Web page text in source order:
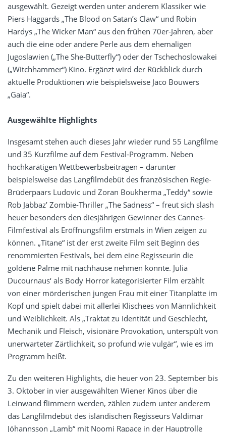
ausgewählt. Gezeigt werden unter anderem Klassiker wie
Piers Haggards „The Blood on Satan’s Claw“ und Robin
Hardys „The Wicker Man“ aus den frühen 70er-Jahren, aber
auch die eine oder andere Perle aus dem ehemaligen
Jugoslawien („The She-Butterfly“) oder der Tschechoslowakei
(„Witchhammer“) Kino. Ergänzt wird der Rückblick durch
aktuelle Produktionen wie beispielsweise Jaco Bouwers
„Gaia“.
Ausgewählte Highlights
Insgesamt stehen auch dieses Jahr wieder rund 55 Langfilme
und 35 Kurzfilme auf dem Festival-Programm. Neben
hochkarätigen Wettbewerbsbeiträgen – darunter
beispielsweise das Langfilmdebüt des französischen Regie-
Brüderpaars Ludovic und Zoran Boukherma „Teddy“ sowie
Rob Jabbaz’ Zombie-Thriller „The Sadness“ – freut sich slash
heuer besonders den diesjährigen Gewinner des Cannes-
Filmfestival als Eröffnungsfilm erstmals in Wien zeigen zu
können. „Titane“ ist der erst zweite Film seit Beginn des
renommierten Festivals, bei dem eine Regisseurin die
goldene Palme mit nachhause nehmen konnte. Julia
Ducournaus‘ als Body Horror kategorisierter Film erzählt
von einer mörderischen jungen Frau mit einer Titanplatte im
Kopf und spielt dabei mit allerlei Klischees von Männlichkeit
und Weiblichkeit. Als „Traktat zu Identität und Geschlecht,
Mechanik und Fleisch, visionäre Provokation, unterspült von
unerwarteter Zärtlichkeit, so profund wie vulgär“, wie es im
Programm heißt.
Zu den weiteren Highlights, die heuer von 23. September bis
3. Oktober in vier ausgewählten Wiener Kinos über die
Leinwand flimmern werden, zählen zudem unter anderem
das Langfilmdebüt des isländischen Regisseurs Valdimar
Jóhannsson „Lamb“ mit Noomi Rapace in der Hauptrolle